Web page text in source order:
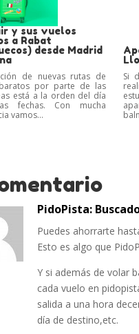
y sus vuelos
a Rabat
desde Madrid
de nuevas rutas de
por parte de las
está a la orden del día
fechas. Con mucha
vamos...
Si
PidoPista:
Puedes ahorrarte
Esto es algo que
Y si además de volar
cada vuelo en
salida a una hora
día de destino,etc.